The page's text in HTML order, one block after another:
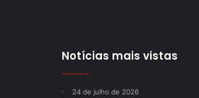
Notícias mais vistas
24 de julho de 2026